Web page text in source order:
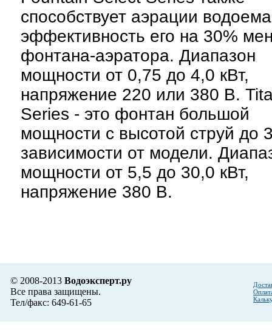
способствует аэрации
эффективность его на 30%
фонтана-аэратора. Диапазон
мощности от 0,75 до 4,0 кВт,
напряжение 220 или 380 В.
Series - это фонтан большой
мощности с высотой струй до
зависимости от модели.
мощности от 5,5 до 30,0 кВт,
напряжение 380 В.
© 2008-2013 Водоэксперт.ру
Все права защищены.
Тел/факс: 649-61-65